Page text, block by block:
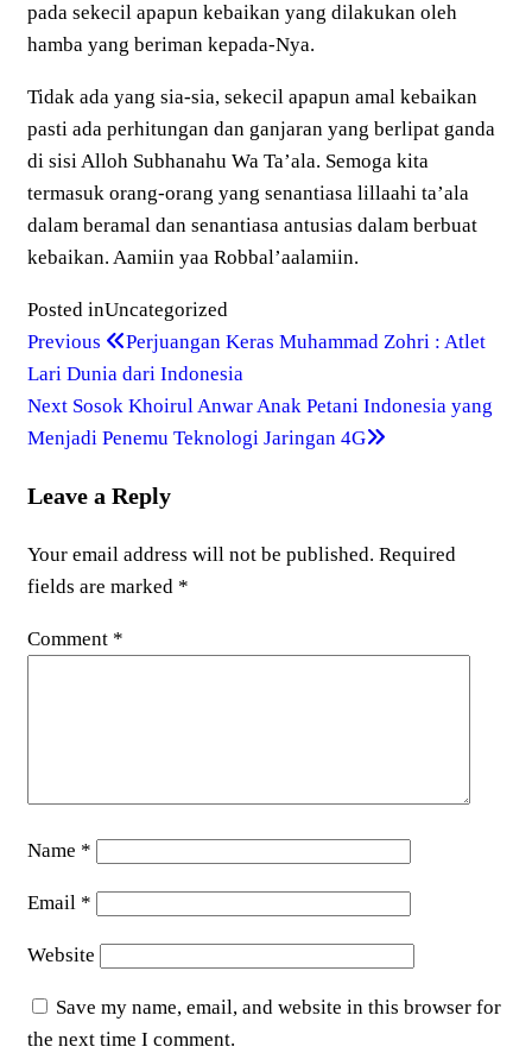
pada sekecil apapun kebaikan yang dilakukan oleh
hamba yang beriman kepada-Nya.
Tidak ada yang sia-sia, sekecil apapun amal kebaikan
pasti ada perhitungan dan ganjaran yang berlipat ganda
di sisi Alloh Subhanahu Wa Ta’ala. Semoga kita
termasuk orang-orang yang senantiasa lillaahi ta’ala
dalam beramal dan senantiasa antusias dalam berbuat
kebaikan. Aamiin yaa Robbal’aalamiin.
Posted inUncategorized
Post
navigation
Previous
Post
Previous
Perjuangan Keras Muhammad Zohri : Atlet
Lari Dunia dari Indonesia
Next
Post
Next Sosok Khoirul Anwar Anak Petani Indonesia yang
Menjadi Penemu Teknologi Jaringan 4G
Leave a Reply
Your email address will not be published. Required
fields are marked *
Comment *
Name *
Email *
Website
Save my name, email, and website in this browser for
the next time I comment.